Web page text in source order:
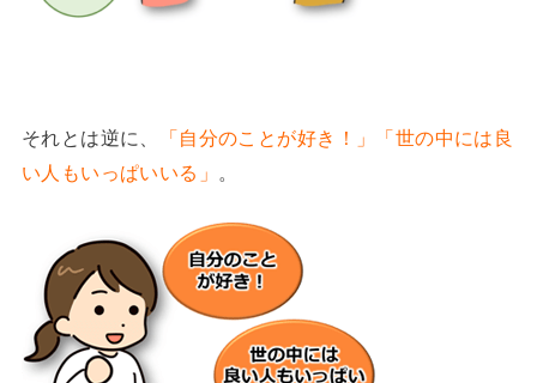
それとは逆に、
「自分のことが好き！」「世の中には良
い人もいっぱいいる」
。